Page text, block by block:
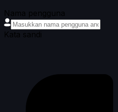
Nama pengguna
Kata sandi